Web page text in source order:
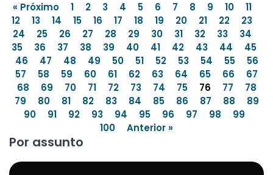
« Próximo 1 2 3 4 5 6 7 8 9 10
11
12
13 14 15 16 17 18 19 20 21 22
23
24
25 26 27 28 29 30 31 32 33
34
35
36 37 38 39 40 41 42 43 44
45
46
47 48 49 50 51 52 53 54 55
56
57
58 59 60 61 62 63 64 65 66
67
68
69 70 71 72 73 74 75 76 77
78
79
80 81 82 83 84 85 86 87 88
89
90
91 92 93 94 95 96 97 98
99
100
Anterior »
Por assunto